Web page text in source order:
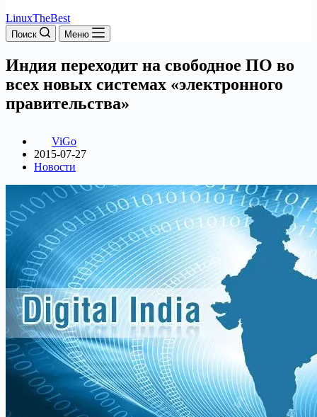
LinuxTheBest
Поиск Меню
Индия переходит на свободное ПО во
всех новых системах «электронного
правительства»
ViGo
2015-07-27
Новости